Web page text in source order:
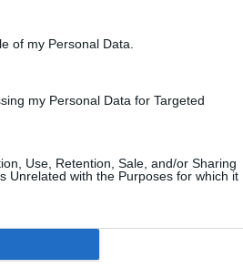
of my Personal Data.
my Personal Data for Targeted
Use, Retention, Sale, and/or Sharing
Unrelated with the Purposes for which it